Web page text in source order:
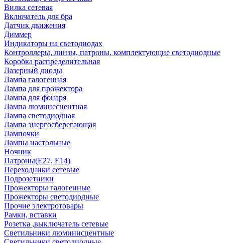
Вилка сетевая
Включатель для бра
Датчик движения
Диммер
Индикаторы на светодиодах
Контроллеры, линзы, патроны, комплектующие светодиодные
Коробка распределительная
Лазерный диоды
Лампа галогенная
Лампа для прожектора
Лампа для фонаря
Лампа люминесцентная
Лампа светодиодная
Лампа энергосберегающая
Лампочки
Лампы настольные
Ночник
Патроны(Е27, Е14)
Переходники сетевые
Подрозетники
Прожекторы галогенные
Прожекторы светодиодные
Прочие электротовары
Рамки, вставки
Розетка ,выключатель сетевые
Светильники люминисцентные